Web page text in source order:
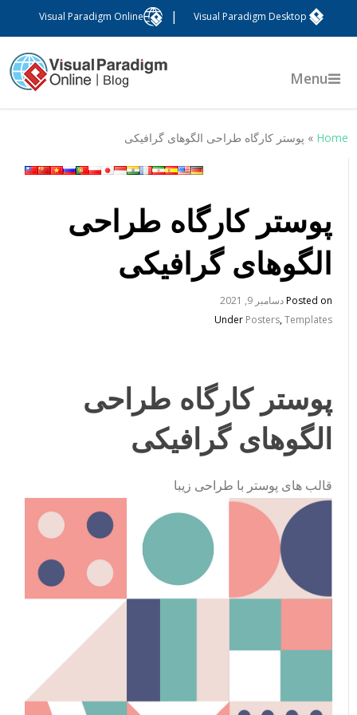
Visual Paradigm Desktop
Visual Paradigm Online
Menu
Home
» پوستر کارگاه طراحی الگوهای گرافیکی
پوستر کارگاه طراحی
الگوهای گرافیکی
Posted onدسامبر 9, 2021
UnderPosters,Templates
پوستر کارگاه طراحی
الگوهای گرافیکی
قالب های پوستر با طراحی زیبا